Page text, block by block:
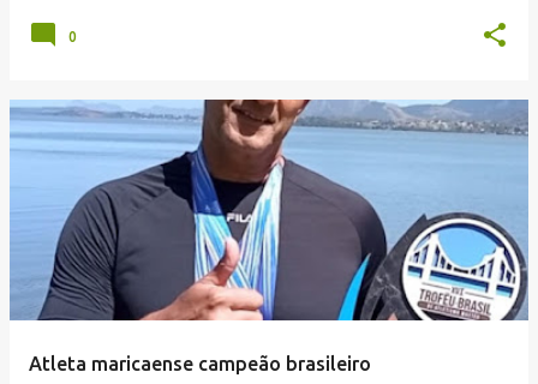
0
Atleta maricaense campeão brasileiro